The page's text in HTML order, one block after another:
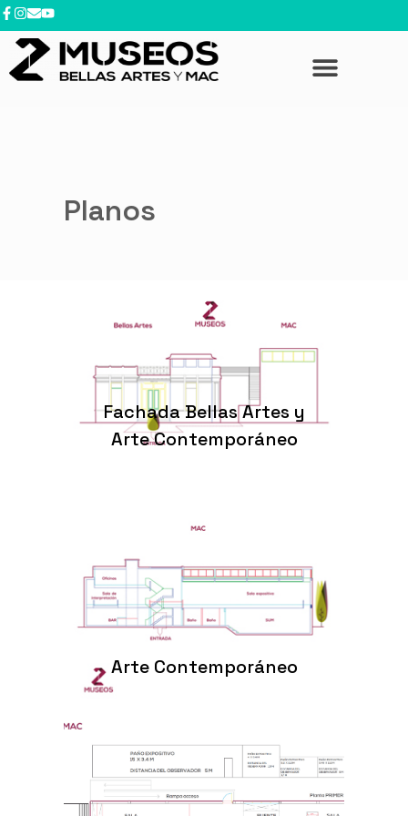
contenido
Planos
Fachada Bellas Artes y
Arte Contemporáneo
Arte Contemporáneo